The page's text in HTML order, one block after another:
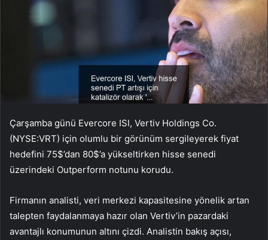
Çarşamba günü Evercore ISI, Vertiv Holdings Co.
(NYSE:VRT) için olumlu bir görünüm sergileyerek fiyat
hedefini 75$’dan 80$’a yükseltirken hisse senedi
üzerindeki Outperform notunu korudu.
Firmanın analisti, veri merkezi kapasitesine yönelik artan
talepten faydalanmaya hazır olan Vertiv’in pazardaki
avantajlı konumunun altını çizdi. Analistin bakış açısı,